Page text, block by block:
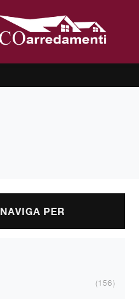
NAVIGA PER
156